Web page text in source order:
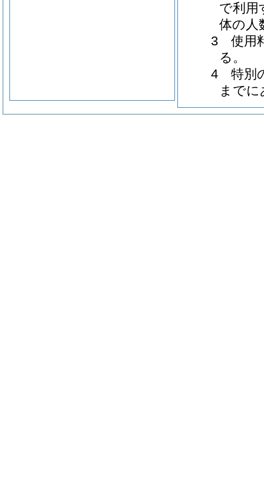
で利用
体の人
3 使用
る。
4 特別
まで